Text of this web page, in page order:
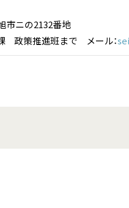
市ニの2132番地
政策推進班まで メール：